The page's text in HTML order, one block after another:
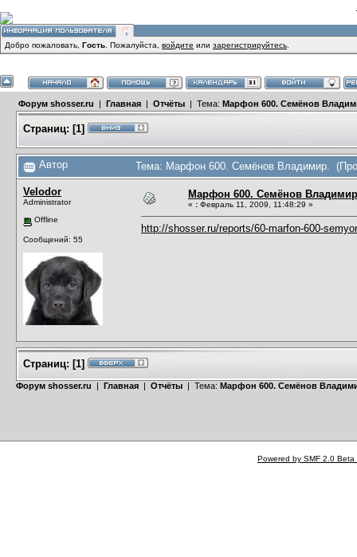
Добро пожаловать, Гость . Пожалуйста, войдите или зарегистрируйтесь
Форум shosser.ru | Главная | Отчёты | Тема: Марфон 600. Семёнов
Страниц: [1]
Автор Тема: Марфон 600. Семёнов Владимир.
Velodor
Administrator
Offline
Сообщений: 55
Марфон 600. Семёнов
« : Февраль 11, 2009, 11:48:29 »
http://shosser.ru/reports/60-marfon-600-
Страниц: [1]
Форум shosser.ru | Главная | Отчёты | Тема: Марфон 600. Семёнов
Powered by SMF 2.0 Beta